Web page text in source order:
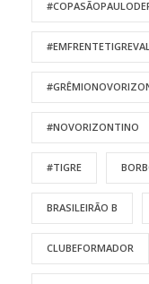
#NOVORIZONTINO
#TIGRE
BRASILEIRÃO B
CLUBEFORMADOR